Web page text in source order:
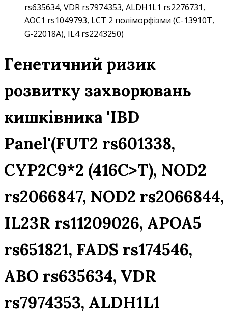
rs635634, VDR rs7974353, ALDH1L1 rs2276731,
AOC1 rs1049793, LCT 2 поліморфізми (C-13910T,
G-22018A), IL4 rs2243250)
Генетичний ризик
розвитку захворювань
кишківника 'IBD
Panel'(FUT2 rs601338,
СYP2C9*2 (416C>T), NOD2
rs2066847, NOD2 rs2066844,
IL23R rs11209026, APOA5
rs651821, FADS rs174546,
ABO rs635634, VDR
rs7974353, ALDH1L1